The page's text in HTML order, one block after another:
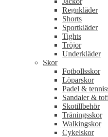
Regnkläder
Shorts
Sportkläder
Tights
Tröjor
Underkläder
Skor
Fotbollsskor
Löparskor
Padel &
Sandaler &
Skotillbehör
Träningsskor
Walkingskor
Cykelskor